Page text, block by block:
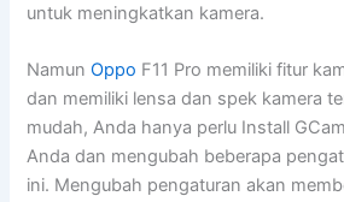
untuk meningkatkan kamera.
NamunOppo F11 Pro memiliki fitur
dan memiliki lensa dan spek kamera
mudah, Anda hanya perlu Install
Anda dan mengubah beberapa
ini. Mengubah pengaturan akan